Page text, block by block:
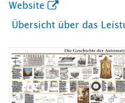
Website
Übersicht über das